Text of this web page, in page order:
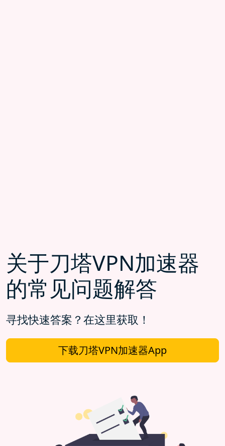
关于刀塔VPN加速器
的常见问题解答
寻找快速答案？在这里获取！
下载刀塔VPN加速器App